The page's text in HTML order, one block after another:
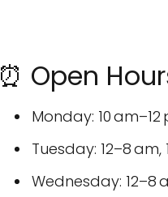
⏰ Open
Monday: 10 am–12
Tuesday: 12–8 am,
Wednesday: 12–8